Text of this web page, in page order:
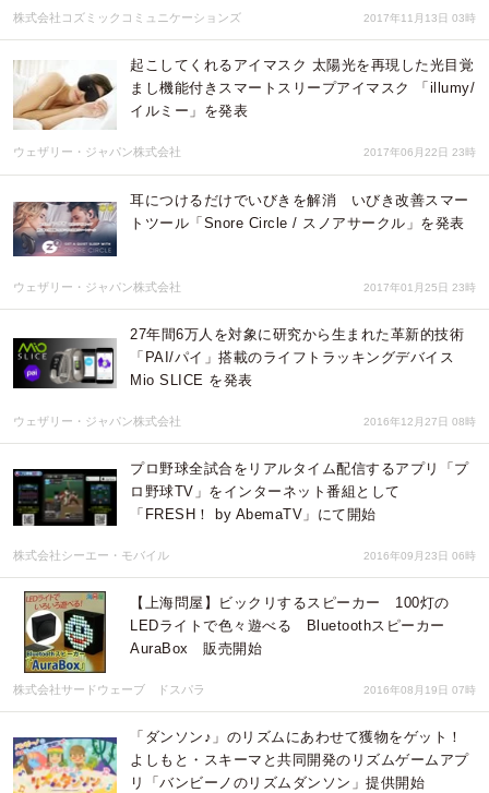
株式会社コズミックコミュニケーションズ 2017年11月13日 03時
起こしてくれるアイマスク 太陽光を再現した光目覚
まし機能付きスマートスリープアイマスク 「illumy/
イルミー」を発表
ウェザリー・ジャパン株式会社 2017年06月22日 23時
耳につけるだけでいびきを解消 いびき改善スマー
トツール「Snore Circle / スノアサークル」を発表
ウェザリー・ジャパン株式会社 2017年01月25日 23時
27年間6万人を対象に研究から生まれた革新的技術
「PAI/パイ」搭載のライフトラッキングデバイス
Mio SLICE を発表
ウェザリー・ジャパン株式会社 2016年12月27日 08時
プロ野球全試合をリアルタイム配信するアプリ「プ
ロ野球TV」をインターネット番組として
「FRESH！ by AbemaTV」にて開始
株式会社シーエー・モバイル 2016年09月23日 06時
【上海問屋】ビックリするスピーカー 100灯の
LEDライトで色々遊べる Bluetoothスピーカー
AuraBox 販売開始
株式会社サードウェーブ ドスパラ 2016年08月19日 07時
「ダンソン♪」のリズムにあわせて獲物をゲット！
よしもと・スキーマと共同開発のリズムゲームアプ
リ「バンビーノのリズムダンソン」提供開始